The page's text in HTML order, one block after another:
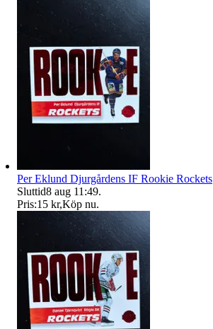
Per Eklund Djurgårdens IF Rookie Rockets
Sluttid8 aug 11:49.
Pris:15 kr,Köp nu.